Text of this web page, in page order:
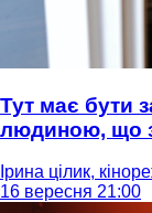
Тут має бути
людиною, що
Ірина цілик,
16 вересня 21:00